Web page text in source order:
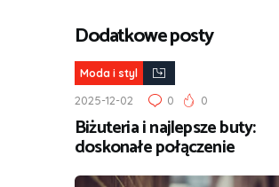
Dodatkowe posty
Moda i styl
2025-12-02 0 0
Biżuteria i najlepsze buty:
doskonałe połączenie